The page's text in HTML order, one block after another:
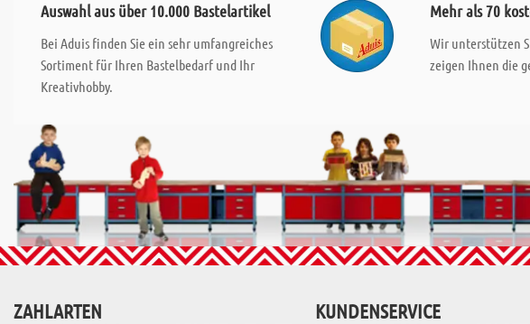
Auswahl aus über 10.000 Bastelartikel
Bei Aduis finden Sie ein sehr umfangreiches
Sortiment für Ihren Bastelbedarf und Ihr
Kreativhobby.
Mehr als 70
Wir unterstützen
zeigen Ihnen die
ZAHLARTEN KUNDENSERVICE